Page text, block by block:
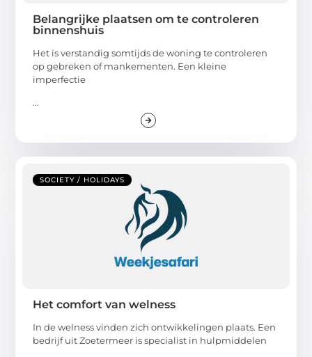
Belangrijke plaatsen om te controleren
binnenshuis
Het is verstandig somtijds de woning te controleren
op gebreken of mankementen. Een kleine
imperfectie
...
SOCIETY / HOLIDAYS
Het comfort van welness
In de welness vinden zich ontwikkelingen plaats. Een
bedrijf uit Zoetermeer is specialist in hulpmiddelen